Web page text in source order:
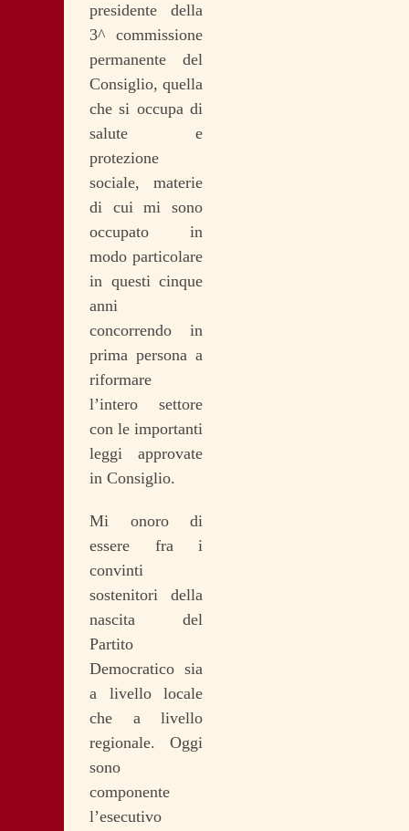
presidente della
3^ commissione
permanente del
Consiglio, quella
che si occupa di
salute e
protezione
sociale, materie
di cui mi sono
occupato in
modo particolare
in questi cinque
anni
concorrendo in
prima persona a
riformare
l’intero settore
con le importanti
leggi approvate
in Consiglio.
Mi onoro di
essere fra i
convinti
sostenitori della
nascita del
Partito
Democratico sia
a livello locale
che a livello
regionale. Oggi
sono
componente
l’esecutivo